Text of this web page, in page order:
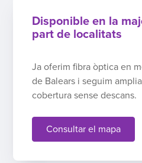
Disponible en la
part de localitats
Ja oferim fibra òptica en
de Balears i seguim
cobertura sense descans.
Consultar el mapa